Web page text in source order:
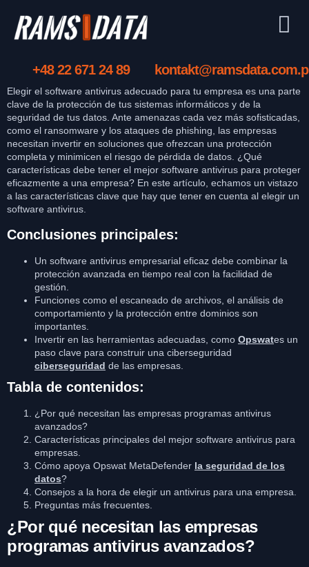
+48 22 671 24 89
Elegir el software antivirus adecuado para tu empresa es una parte
clave de la protección de tus sistemas informáticos y de la
seguridad de tus datos. Ante amenazas cada vez más sofisticadas,
como el ransomware y los ataques de phishing, las empresas
necesitan invertir en soluciones que ofrezcan una protección
completa y minimicen el riesgo de pérdida de datos. ¿Qué
características debe tener el mejor software antivirus para proteger
eficazmente a una empresa? En este artículo, echamos un vistazo
a las características clave que hay que tener en cuenta al elegir un
software antivirus.
Conclusiones principales:
Un software antivirus empresarial eficaz debe combinar la
protección avanzada en tiempo real con la facilidad de
gestión.
Funciones como el escaneado de archivos, el análisis de
comportamiento y la protección entre dominios son
importantes.
Invertir en las herramientas adecuadas, como Opswates un
paso clave para construir una ciberseguridad
ciberseguridad de las empresas.
Tabla de contenidos:
¿Por qué necesitan las empresas programas antivirus
avanzados?
Características principales del mejor software antivirus para
empresas.
Cómo apoya Opswat MetaDefender la seguridad de los
datos?
Consejos a la hora de elegir un antivirus para una empresa.
Preguntas más frecuentes.
¿Por qué necesitan las empresas
programas antivirus avanzados?